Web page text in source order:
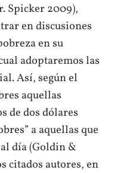
Spicker 2009),
en discusiones
en su
adoptaremos las
Así, según el
aquellas
de dos dólares
a aquellas que
día (Goldin &
citados autores, en